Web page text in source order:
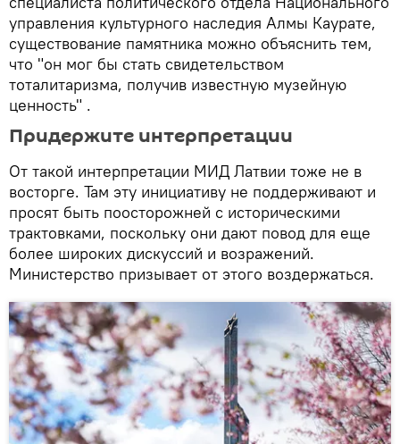
управления культурного наследия Алмы Каурате,
существование памятника можно объяснить тем,
что "он мог бы стать свидетельством
тоталитаризма, получив известную музейную
ценность" .
Придержите интерпретации
От такой интерпретации МИД Латвии тоже не в
восторге. Там эту инициативу не поддерживают и
просят быть поосторожней с историческими
трактовками, поскольку они дают повод для еще
более широких дискуссий и возражений.
Министерство призывает от этого воздержаться.